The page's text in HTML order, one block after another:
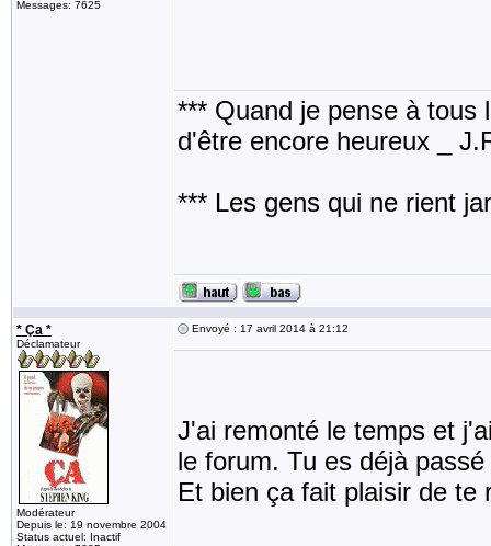
Messages: 7625
*** Quand je pense à tous
d'être encore heureux _
*** Les gens qui ne rient
* Ça *
Déclamateur
Modérateur
Depuis le: 19 novembre 2004
Status actuel: Inactif
Envoyé : 17 avril 2014 à 21:12
J'ai remonté le temps et
le forum. Tu es déjà
Et bien ça fait plaisir de te